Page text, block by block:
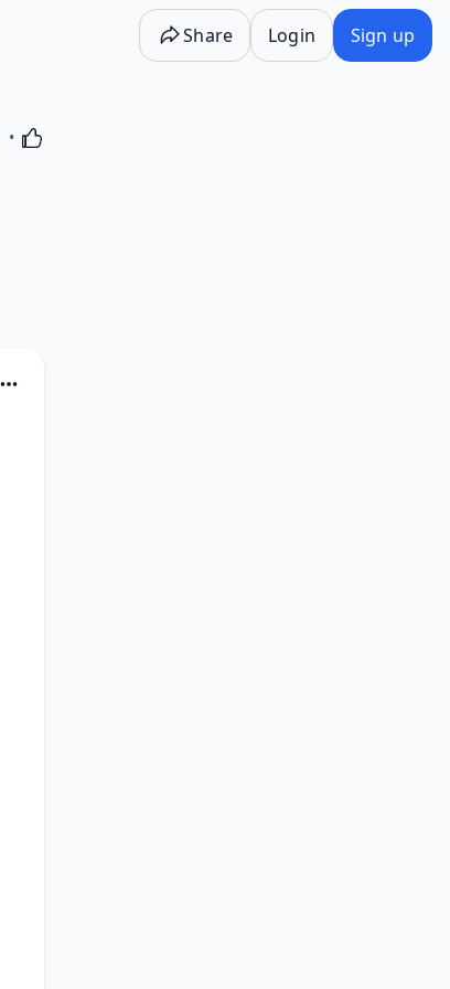
Share Login Sign up
Activating this element will cause content on the